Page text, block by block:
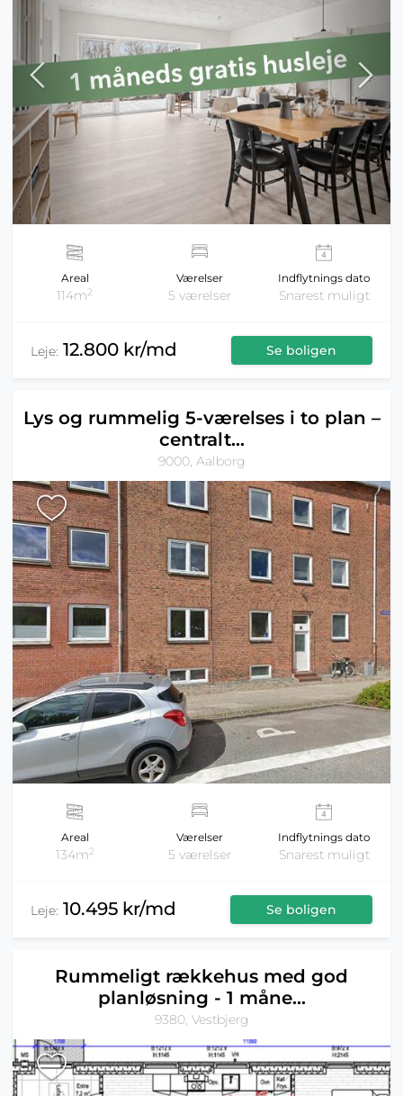
Areal
114m2
Værelser
5 værelser
Indflytnings dato
Snarest muligt
Leje: 12.800 kr/md Se boligen
Lys og rummelig 5-værelses i to plan –
centralt...
9000, Aalborg
Areal
134m2
Værelser
5 værelser
Indflytnings dato
Snarest muligt
Leje: 10.495 kr/md Se boligen
Rummeligt rækkehus med god
planløsning - 1 måne...
9380, Vestbjerg